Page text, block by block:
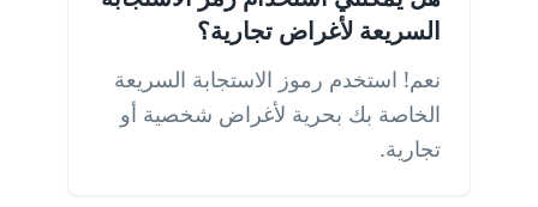
السريعة لأغراض تجارية؟
نعم! استخدم رموز الاستجابة السريعة
الخاصة بك بحرية لأغراض شخصية أو
تجارية.